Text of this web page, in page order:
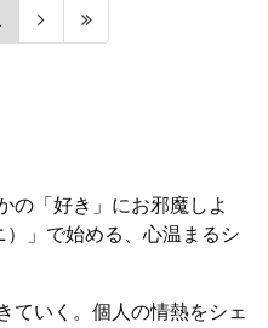
の「好き」にお邪魔しよ
）」で始める、心温まるシ
ていく。個人の情熱をシェ